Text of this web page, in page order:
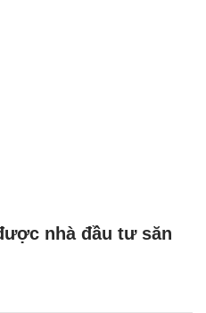
nhà đầu tư săn